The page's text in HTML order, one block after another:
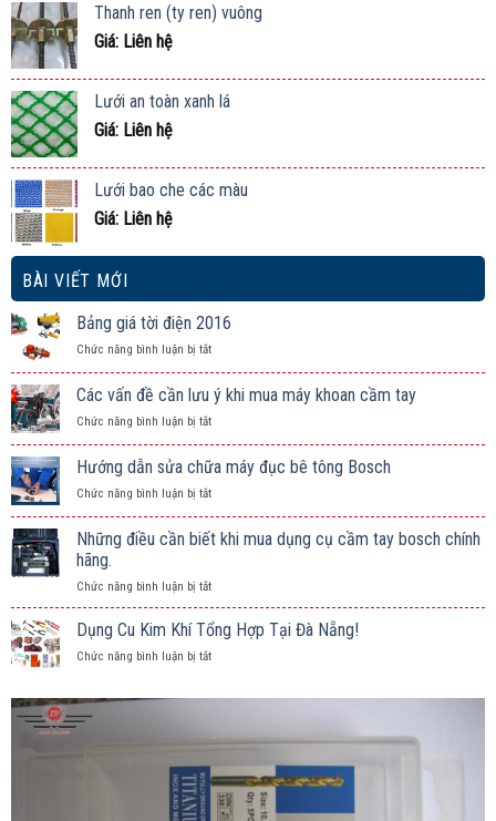
Thanh ren (ty ren) vuông
Giá: Liên hệ
Lưới an toàn xanh lá
Giá: Liên hệ
Lưới bao che các màu
Giá: Liên hệ
BÀI VIẾT MỚI
Bảng giá tời điện 2016
Chức năng bình luận bị tắtở
giá
tời
điện
2016
Các vấn đề cần lưu ý khi mua máy khoan cầm tay
Chức năng bình luận bị tắtở
vấn
đề
cần
lưu
ý
máy
khoan
cầm
Hướng dẫn sửa chữa máy đục bê tông Bosch
Chức năng bình luận bị tắtở
dẫn
sửa
máy
đục
bê
tông
Bosch
Những điều cần biết khi mua dụng cụ cầm tay bosch chính
hãng.
Chức năng bình luận bị tắtở
Những
điều
cần
biết
mua
cụ
tay
bosch
chính
Dụng Cu Kim Khí Tổng Hợp Tại Đà Nẵng!
Chức năng bình luận bị tắtở
Hợp
Tại
Đà